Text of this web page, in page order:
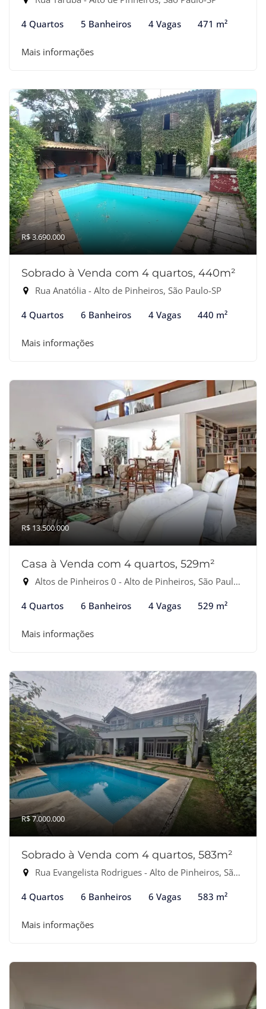
4 Quartos 5 Banheiros 4 Vagas 471 m²
Mais informações
R$ 3.690.000
Sobrado à Venda com 4 quartos, 440m²
Rua Anatólia - Alto de Pinheiros, São Paulo-SP
4 Quartos 6 Banheiros 4 Vagas 440 m²
Mais informações
R$ 13.500.000
Casa à Venda com 4 quartos, 529m²
Altos de Pinheiros 0 - Alto de Pinheiros, São Paulo-SP
4 Quartos 6 Banheiros 4 Vagas 529 m²
Mais informações
R$ 7.000.000
Sobrado à Venda com 4 quartos, 583m²
Rua Evangelista Rodrigues - Alto de Pinheiros, São Paulo-SP
4 Quartos 6 Banheiros 6 Vagas 583 m²
Mais informações